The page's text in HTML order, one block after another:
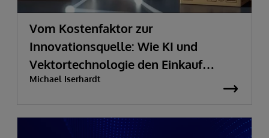
Vom Kostenfaktor zur
Innovationsquelle: Wie KI und
Vektortechnologie den Einkauf
transformieren
Michael Iserhardt